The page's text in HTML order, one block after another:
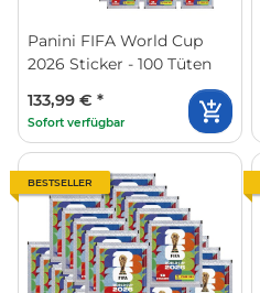
Panini FIFA World Cup
2026 Sticker - 100 Tüten
133,99 € *
Sofort verfügbar
BESTSELLER